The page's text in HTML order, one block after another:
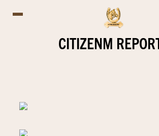
CITIZENM